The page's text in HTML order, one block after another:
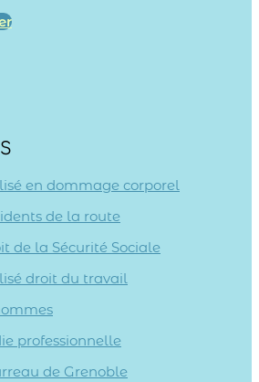
en dommage corporel
de la route
de la Sécurité Sociale
droit du travail
professionnelle
de Grenoble